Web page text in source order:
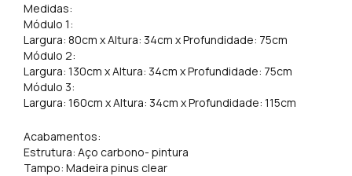
Medidas:
Módulo 1:
Largura: 80cm x Altura: 34cm x Profundidade: 75cm
Módulo 2:
Largura: 130cm x Altura: 34cm x Profundidade: 75cm
Módulo 3:
Largura: 160cm x Altura: 34cm x Profundidade: 115cm
Acabamentos:
Estrutura: Aço carbono- pintura
Tampo: Madeira pinus clear